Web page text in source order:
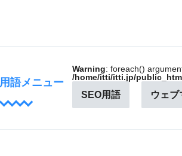
用語メニュー
Warning: foreach()
/home/itti/itti.jp/
SEO用語 ウェ